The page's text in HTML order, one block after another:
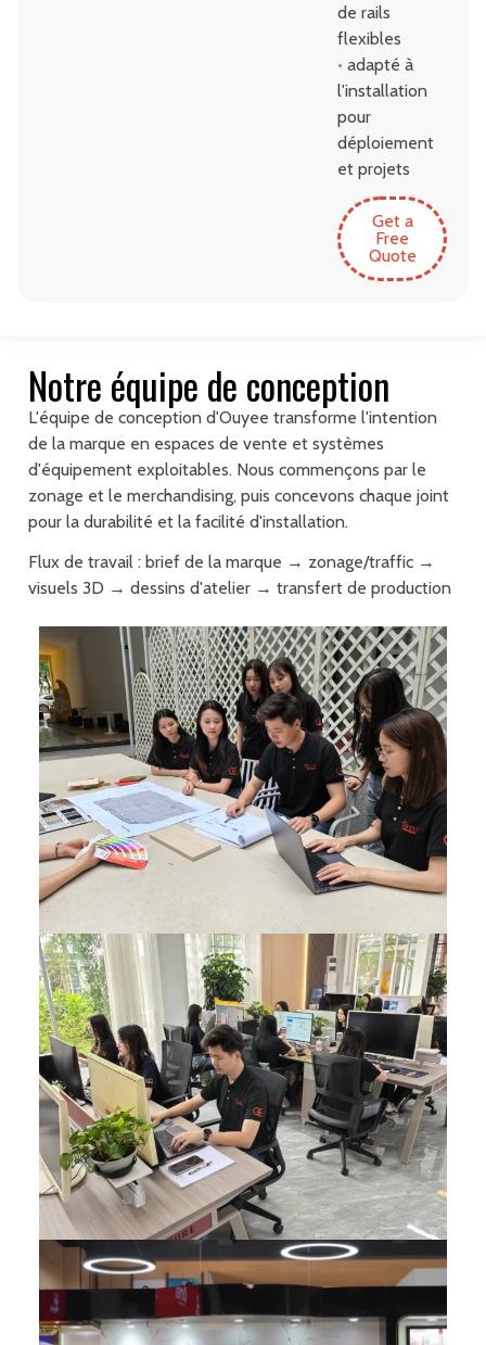
de rails
flexibles
• adapté à
l'installation
pour
déploiement
et projets
Get a
Free
Quote
Notre équipe de conception
L'équipe de conception d'Ouyee transforme l'intention
de la marque en espaces de vente et systèmes
d'équipement exploitables. Nous commençons par le
zonage et le merchandising, puis concevons chaque joint
pour la durabilité et la facilité d'installation.
Flux de travail : brief de la marque → zonage/traffic →
visuels 3D → dessins d'atelier → transfert de production